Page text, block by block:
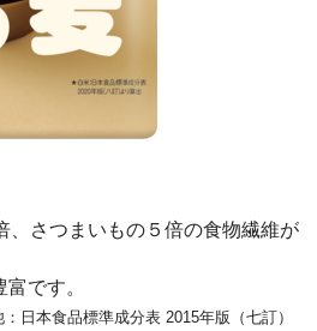
さつまいもの５倍の食物繊維が
です。
日本食品標準成分表 2015年版（七訂）